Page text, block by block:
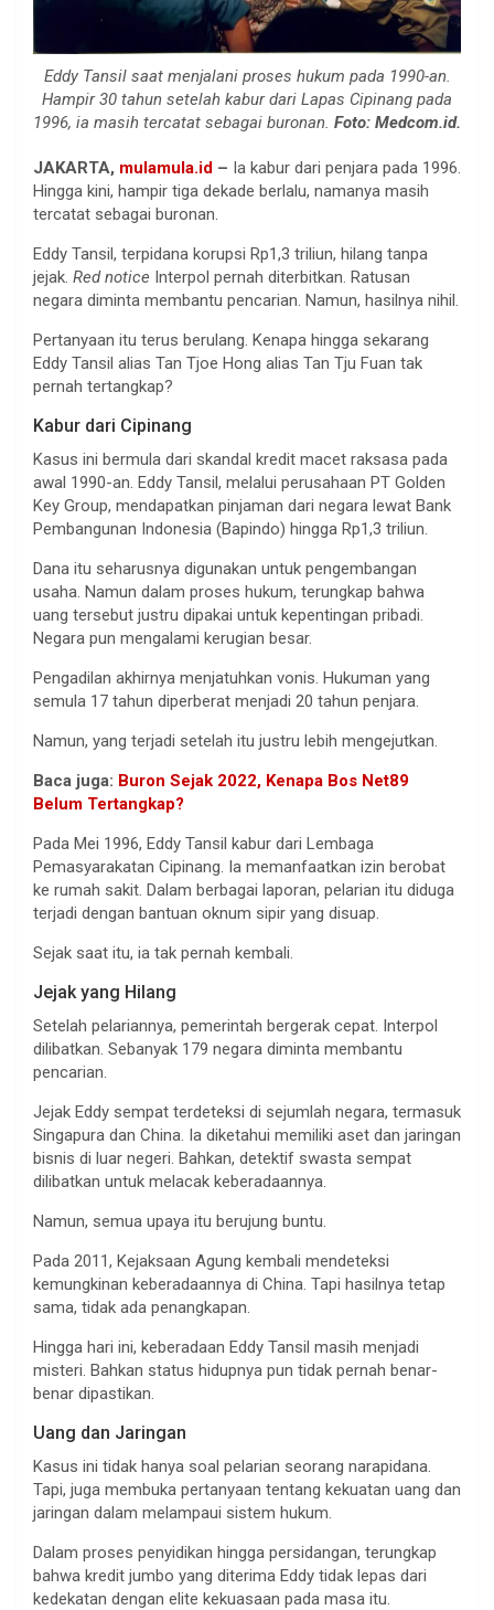
Eddy Tansil saat menjalani proses hukum pada 1990-an.
Hampir 30 tahun setelah kabur dari Lapas Cipinang pada
1996, ia masih tercatat sebagai buronan. Foto: Medcom.id.
JAKARTA, mulamula.id – Ia kabur dari penjara pada 1996.
Hingga kini, hampir tiga dekade berlalu, namanya masih
tercatat sebagai buronan.
Eddy Tansil, terpidana korupsi Rp1,3 triliun, hilang tanpa
jejak. Red notice Interpol pernah diterbitkan. Ratusan
negara diminta membantu pencarian. Namun, hasilnya nihil.
Pertanyaan itu terus berulang. Kenapa hingga sekarang
Eddy Tansil alias Tan Tjoe Hong alias Tan Tju Fuan tak
pernah tertangkap?
Kabur dari Cipinang
Kasus ini bermula dari skandal kredit macet raksasa pada
awal 1990-an. Eddy Tansil, melalui perusahaan PT Golden
Key Group, mendapatkan pinjaman dari negara lewat Bank
Pembangunan Indonesia (Bapindo) hingga Rp1,3 triliun.
Dana itu seharusnya digunakan untuk pengembangan
usaha. Namun dalam proses hukum, terungkap bahwa
uang tersebut justru dipakai untuk kepentingan pribadi.
Negara pun mengalami kerugian besar.
Pengadilan akhirnya menjatuhkan vonis. Hukuman yang
semula 17 tahun diperberat menjadi 20 tahun penjara.
Namun, yang terjadi setelah itu justru lebih mengejutkan.
Baca juga: Buron Sejak 2022, Kenapa Bos Net89
Belum Tertangkap?
Pada Mei 1996, Eddy Tansil kabur dari Lembaga
Pemasyarakatan Cipinang. Ia memanfaatkan izin berobat
ke rumah sakit. Dalam berbagai laporan, pelarian itu diduga
terjadi dengan bantuan oknum sipir yang disuap.
Sejak saat itu, ia tak pernah kembali.
Jejak yang Hilang
Setelah pelariannya, pemerintah bergerak cepat. Interpol
dilibatkan. Sebanyak 179 negara diminta membantu
pencarian.
Jejak Eddy sempat terdeteksi di sejumlah negara, termasuk
Singapura dan China. Ia diketahui memiliki aset dan jaringan
bisnis di luar negeri. Bahkan, detektif swasta sempat
dilibatkan untuk melacak keberadaannya.
Namun, semua upaya itu berujung buntu.
Pada 2011, Kejaksaan Agung kembali mendeteksi
kemungkinan keberadaannya di China. Tapi hasilnya tetap
sama, tidak ada penangkapan.
Hingga hari ini, keberadaan Eddy Tansil masih menjadi
misteri. Bahkan status hidupnya pun tidak pernah benar-
benar dipastikan.
Uang dan Jaringan
Kasus ini tidak hanya soal pelarian seorang narapidana.
Tapi, juga membuka pertanyaan tentang kekuatan uang dan
jaringan dalam melampaui sistem hukum.
Dalam proses penyidikan hingga persidangan, terungkap
bahwa kredit jumbo yang diterima Eddy tidak lepas dari
kedekatan dengan elite kekuasaan pada masa itu.